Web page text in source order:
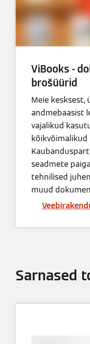
ViBooks -
brošüürid
Meie kesksest,
andmebaasist
vajalikud
seadmete
tehnilised
muud
Sarnased